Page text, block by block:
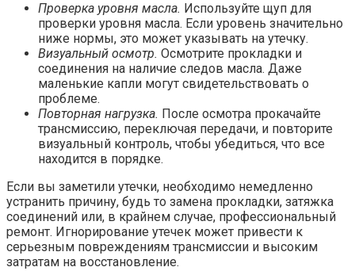
Проверка уровня масла. Используйте щуп для
проверки уровня масла. Если уровень значительно
ниже нормы, это может указывать на утечку.
Визуальный осмотр. Осмотрите прокладки и
соединения на наличие следов масла. Даже
маленькие капли могут свидетельствовать о
проблеме.
Повторная нагрузка. После осмотра прокачайте
трансмиссию, переключая передачи, и повторите
визуальный контроль, чтобы убедиться, что все
находится в порядке.
Если вы заметили утечки, необходимо немедленно
устранить причину, будь то замена прокладки, затяжка
соединений или, в крайнем случае, профессиональный
ремонт. Игнорирование утечек может привести к
серьезным повреждениям трансмиссии и высоким
затратам на восстановление.